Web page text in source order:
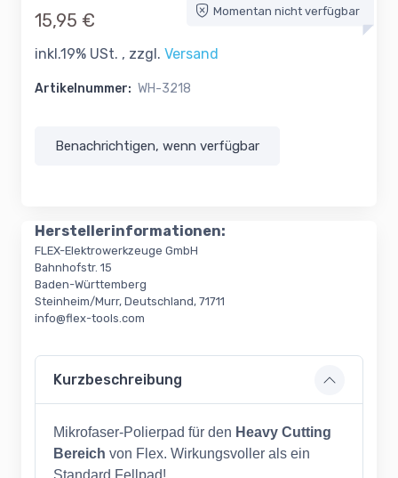
Momentan nicht verfügbar
15,95 €
inkl.19% USt. , zzgl. Versand
Artikelnummer: WH-3218
Benachrichtigen, wenn verfügbar
Herstellerinformationen:
FLEX-Elektrowerkzeuge GmbH
Bahnhofstr. 15
Baden-Württemberg
Steinheim/Murr, Deutschland, 71711
info@flex-tools.com
Kurzbeschreibung
Mikrofaser-Polierpad für den Heavy Cutting
Bereich von Flex. Wirkungsvoller als ein
Standard Fellpad!